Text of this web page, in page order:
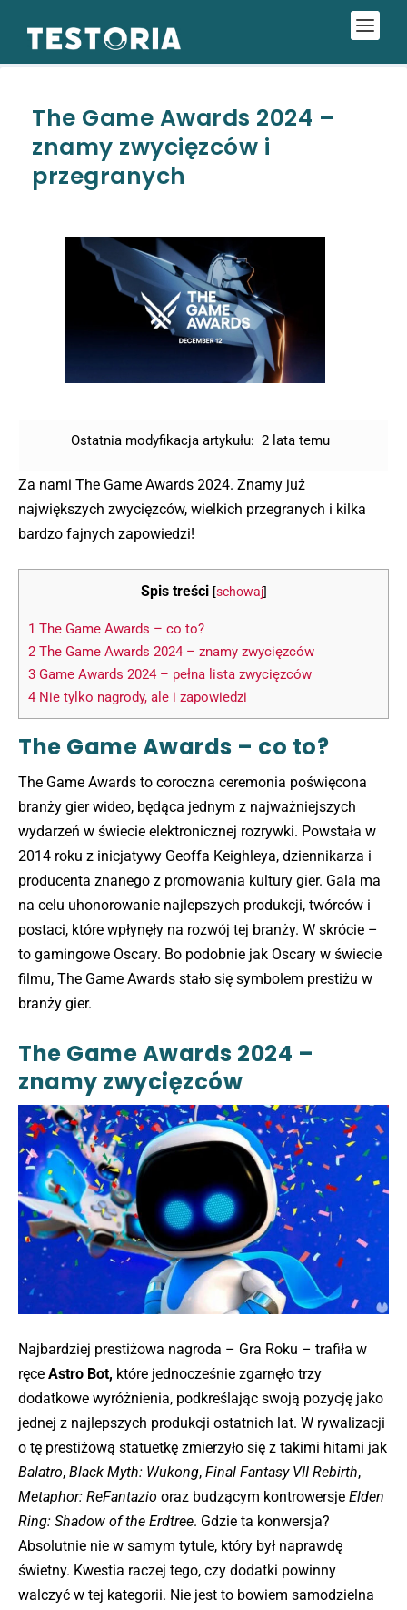
The Game Awards 2024 –
znamy zwycięzców i
przegranych
Ostatnia modyfikacja artykułu: 2 lata temu
Za nami The Game Awards 2024. Znamy już
największych zwycięzców, wielkich przegranych i kilka
bardzo fajnych zapowiedzi!
Spis treści [schowaj]
1 The Game Awards – co to?
2 The Game Awards 2024 – znamy zwycięzców
3 Game Awards 2024 – pełna lista zwycięzców
4 Nie tylko nagrody, ale i zapowiedzi
The Game Awards – co to?
The Game Awards to coroczna ceremonia poświęcona
branży gier wideo, będąca jednym z najważniejszych
wydarzeń w świecie elektronicznej rozrywki. Powstała w
2014 roku z inicjatywy Geoffa Keighleya, dziennikarza i
producenta znanego z promowania kultury gier. Gala ma
na celu uhonorowanie najlepszych produkcji, twórców i
postaci, które wpłynęły na rozwój tej branży. W skrócie –
to gamingowe Oscary. Bo podobnie jak Oscary w świecie
filmu, The Game Awards stało się symbolem prestiżu w
branży gier.
The Game Awards 2024 –
znamy zwycięzców
Najbardziej prestiżowa nagroda – Gra Roku – trafiła w
ręce Astro Bot, które jednocześnie zgarnęło trzy
dodatkowe wyróżnienia, podkreślając swoją pozycję jako
jednej z najlepszych produkcji ostatnich lat. W rywalizacji
o tę prestiżową statuetkę zmierzyło się z takimi hitami jak
Balatro, Black Myth: Wukong, Final Fantasy VII Rebirth,
Metaphor: ReFantazio oraz budzącym kontrowersje Elden
Ring: Shadow of the Erdtree. Gdzie ta konwersja?
Absolutnie nie w samym tytule, który był naprawdę
świetny. Kwestia raczej tego, czy dodatki powinny
walczyć w tej kategorii. Nie jest to bowiem samodzielna